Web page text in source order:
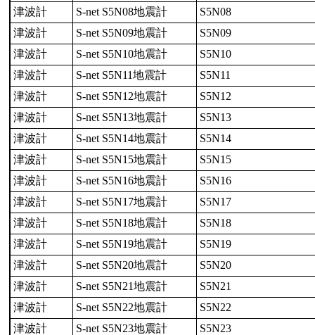
津波計
S-net S5N08地震計
S5N08
津波計
S-net S5N09地震計
S5N09
津波計
S-net S5N10地震計
S5N10
津波計
S-net S5N11地震計
S5N11
津波計
S-net S5N12地震計
S5N12
津波計
S-net S5N13地震計
S5N13
津波計
S-net S5N14地震計
S5N14
津波計
S-net S5N15地震計
S5N15
津波計
S-net S5N16地震計
S5N16
津波計
S-net S5N17地震計
S5N17
津波計
S-net S5N18地震計
S5N18
津波計
S-net S5N19地震計
S5N19
津波計
S-net S5N20地震計
S5N20
津波計
S-net S5N21地震計
S5N21
津波計
S-net S5N22地震計
S5N22
津波計
S-net S5N23地震計
S5N23